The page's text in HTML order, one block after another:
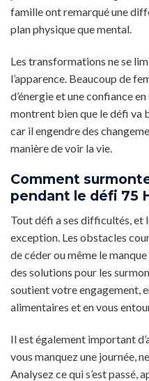
famille ont remarqué une
plan physique que mental.
Les transformations ne se
l’apparence. Beaucoup de
d’énergie et une confiance
montrent bien que le défi va
car il engendre des
manière de voir la vie.
Comment
pendant le défi 75
Tout défi a ses difficultés, et
exception. Les obstacles
de céder ou même le
des solutions pour les
soutient votre engagement,
alimentaires et en vous
Il est également important
vous manquez une journée,
Analysez ce qui s’est passé,